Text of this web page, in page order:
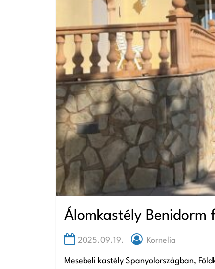
Álomkastély Benidorm
2025.09.19. Kornelia
Mesebeli kastély Spanyolországban,